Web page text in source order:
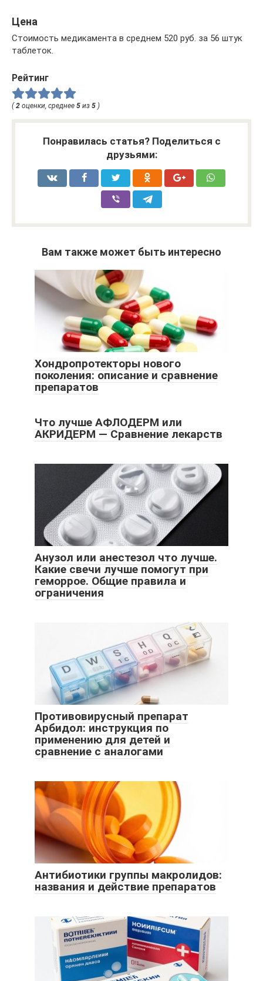
Цена
Стоимость медикамента в среднем 520 руб. за 56 штук
таблеток.
Рейтинг
(2 оценки, среднее 5 из 5 )
Понравилась статья? Поделиться с
друзьями:
Вам также может быть интересно
Хондропротекторы нового
поколения: описание и сравнение
препаратов
Что лучше АФЛОДЕРМ или
АКРИДЕРМ — Сравнение лекарств
Анузол или анестезол что лучше.
Какие свечи лучше помогут при
геморрое. Общие правила и
ограничения
Противовирусный препарат
Арбидол: инструкция по
применению для детей и
сравнение с аналогами
Антибиотики группы макролидов:
названия и действие препаратов